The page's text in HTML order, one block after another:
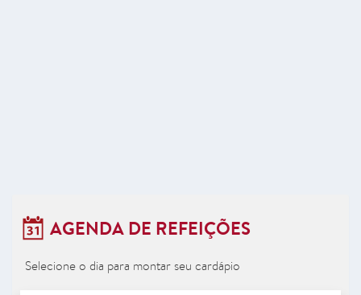
AGENDA DE REFEIÇÕES
Selecione o dia para montar seu cardápio